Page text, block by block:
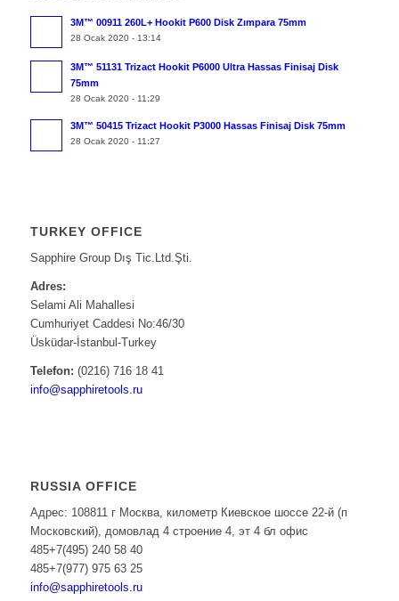
3M™ 00911 260L+ Hookit P600 Disk Zımpara 75mm
28 Ocak 2020 - 13:14
3M™ 51131 Trizact Hookit P6000 Ultra Hassas Finisaj Disk
75mm
28 Ocak 2020 - 11:29
3M™ 50415 Trizact Hookit P3000 Hassas Finisaj Disk 75mm
28 Ocak 2020 - 11:27
TURKEY OFFICE
Sapphire Group Dış Tic.Ltd.Şti.
Adres:
Selami Ali Mahallesi
Cumhuriyet Caddesi No:46/30
Üsküdar-İstanbul-Turkey
Telefon: (0216) 716 18 41
info@sapphiretools.ru
RUSSIA OFFICE
Адрес: 108811 г Москва, километр Киевское шоссе 22-й (п
Московский), домовлад 4 строение 4, эт 4 бл офис
485+7(495) 240 58 40
485+7(977) 975 63 25
info@sapphiretools.ru